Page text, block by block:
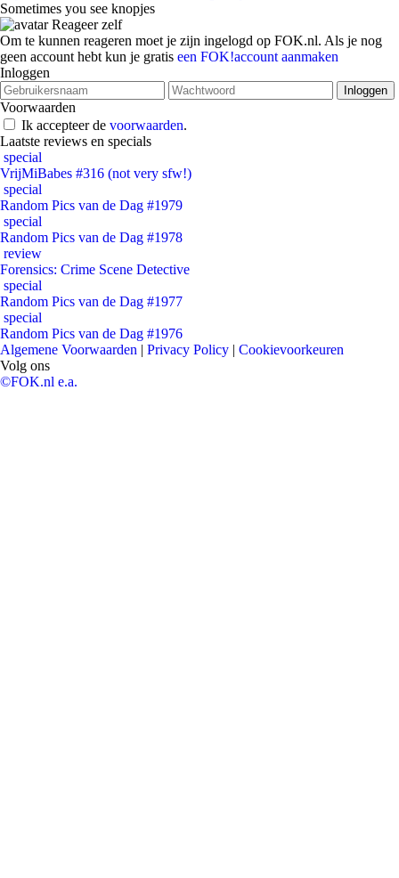
Sometimes you see knopjes
Reageer zelf
Om te kunnen reageren moet je zijn ingelogd op FOK.nl. Als je nog
geen account hebt kun je gratis een FOK!account aanmaken
Inloggen
Voorwaarden
Ik accepteer de voorwaarden.
Laatste reviews en specials
special
VrijMiBabes #316 (not very sfw!)
special
Random Pics van de Dag #1979
special
Random Pics van de Dag #1978
review
Forensics: Crime Scene Detective
special
Random Pics van de Dag #1977
special
Random Pics van de Dag #1976
Algemene Voorwaarden | Privacy Policy | Cookievoorkeuren
Volg ons
©FOK.nl e.a.